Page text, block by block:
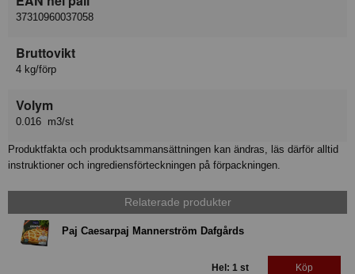
37310960037058
Bruttovikt
4 kg/förp
Volym
0.016 m3/st
Produktfakta och produktsammansättningen kan ändras, läs därför alltid
instruktioner och ingrediensförteckningen på förpackningen.
Relaterade produkter
Paj Caesarpaj Mannerström Dafgårds
Hel: 1 st Köp